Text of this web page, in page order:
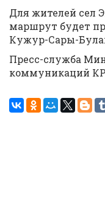
Для жителей сел
маршрут будет
Кужур-Сары-
Пресс-служба
коммуникаций КР